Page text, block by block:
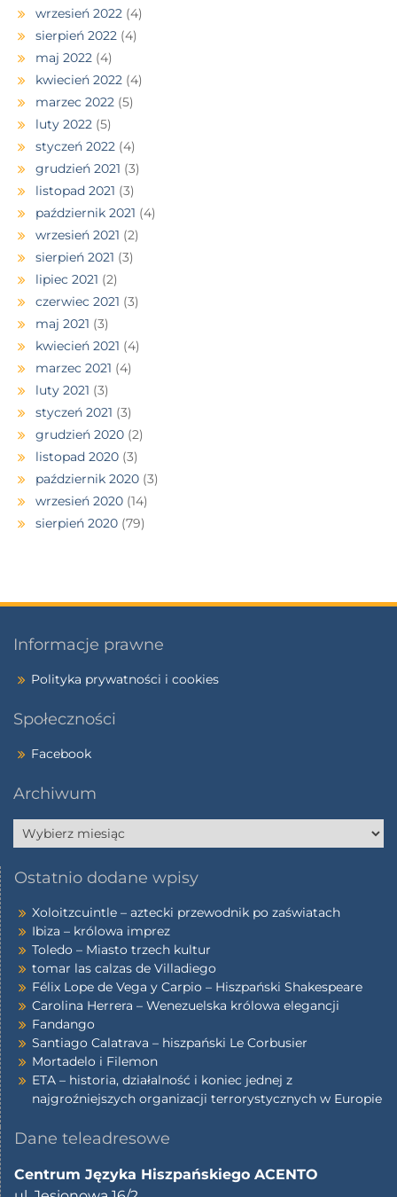
wrzesień 2022 (4)
sierpień 2022 (4)
maj 2022 (4)
kwiecień 2022 (4)
marzec 2022 (5)
luty 2022 (5)
styczeń 2022 (4)
grudzień 2021 (3)
listopad 2021 (3)
październik 2021 (4)
wrzesień 2021 (2)
sierpień 2021 (3)
lipiec 2021 (2)
czerwiec 2021 (3)
maj 2021 (3)
kwiecień 2021 (4)
marzec 2021 (4)
luty 2021 (3)
styczeń 2021 (3)
grudzień 2020 (2)
listopad 2020 (3)
październik 2020 (3)
wrzesień 2020 (14)
sierpień 2020 (79)
Informacje prawne
Polityka prywatności i cookies
Społeczności
Facebook
Archiwum
Ostatnio dodane wpisy
Xoloitzcuintle – aztecki przewodnik po zaświatach
Ibiza – królowa imprez
Toledo – Miasto trzech kultur
tomar las calzas de Villadiego
Félix Lope de Vega y Carpio – Hiszpański Shakespeare
Carolina Herrera – Wenezuelska królowa elegancji
Fandango
Santiago Calatrava – hiszpański Le Corbusier
Mortadelo i Filemon
ETA – historia, działalność i koniec jednej z
najgroźniejszych organizacji terrorystycznych w Europie
Dane teleadresowe
Centrum Języka Hiszpańskiego ACENTO